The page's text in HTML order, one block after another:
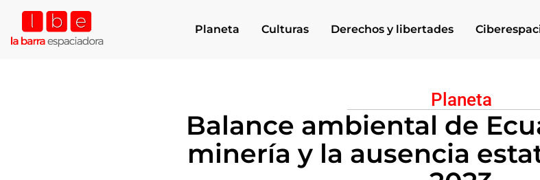
Planeta Culturas Derechos y libertades
Planeta
Balance ambiental de
minería y la ausencia